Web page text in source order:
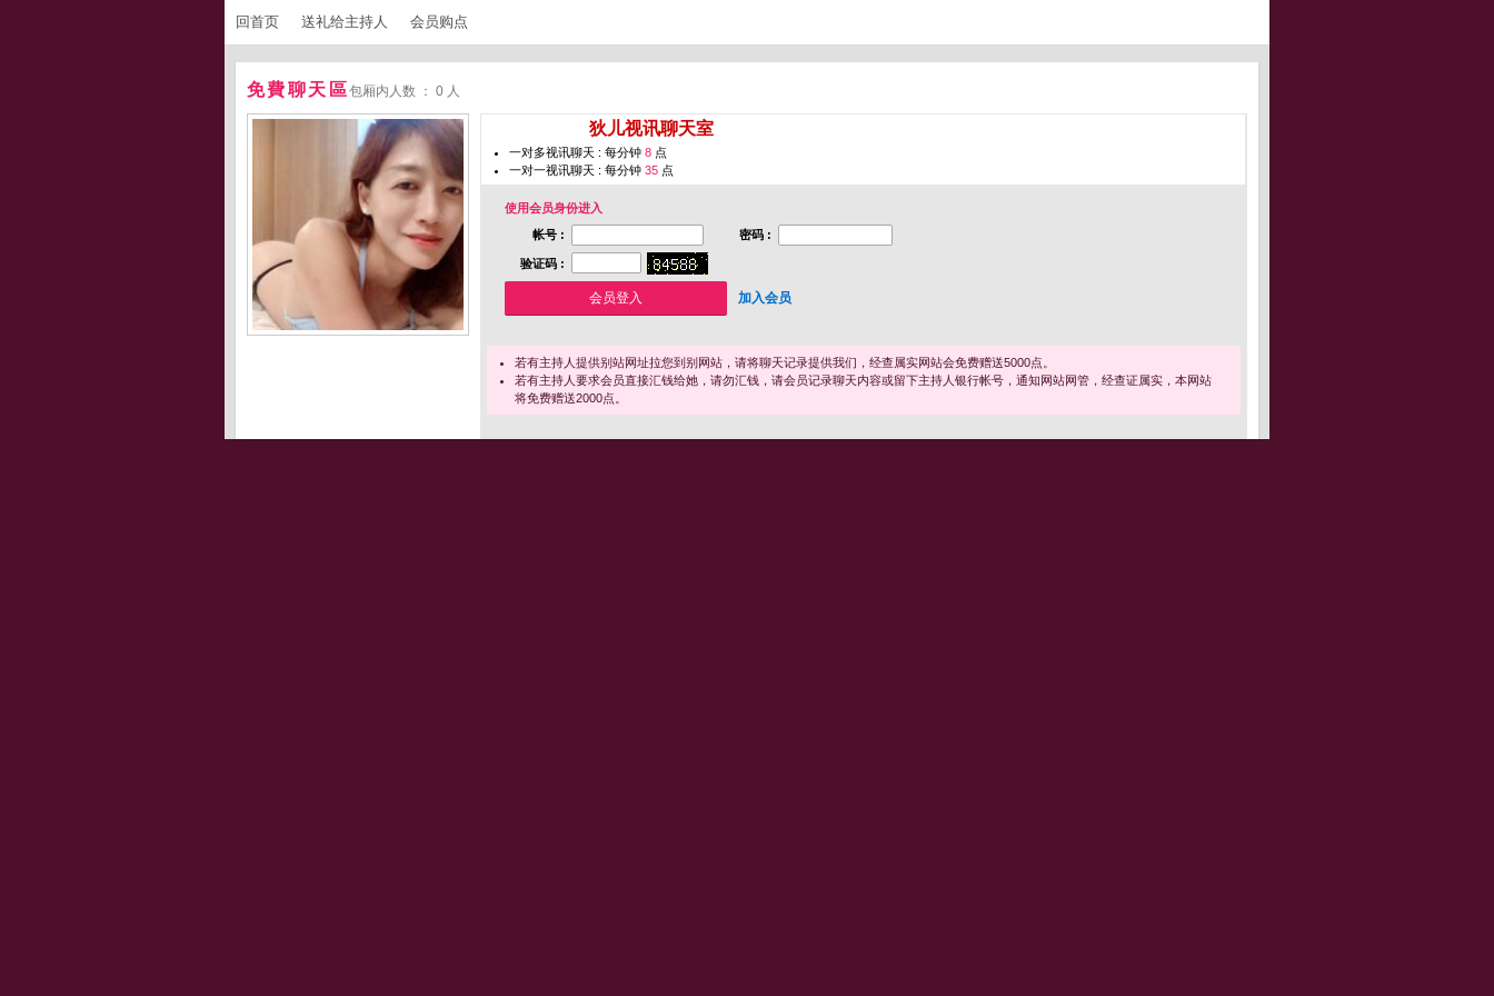
回首页 送礼给主持人 会员购点
免費聊天區包厢内人数 ： 0 人
狄儿视讯聊天室
一对多视讯聊天 : 每分钟 8 点
一对一视讯聊天 : 每分钟 35 点
使用会员身份进入
帐号 :
密码 :
验证码 :
加入会员
若有主持人提供别站网址拉您到别网站，请将聊天记录提供我们，经查属实网站会免费赠送5000点。
若有主持人要求会员直接汇钱给她，请勿汇钱，请会员记录聊天内容或留下主持人银行帐号，通知网站网管，经查证属实，本网站
将免费赠送2000点。